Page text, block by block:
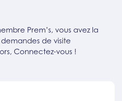
Prem’s, vous avez la
de visite
Connectez-vous !